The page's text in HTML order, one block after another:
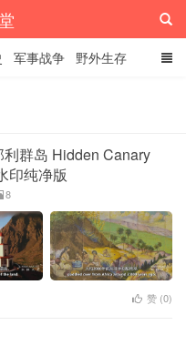
军事战争 野外生存
群岛 Hidden Canary
印纯净版
8
赞 (0)